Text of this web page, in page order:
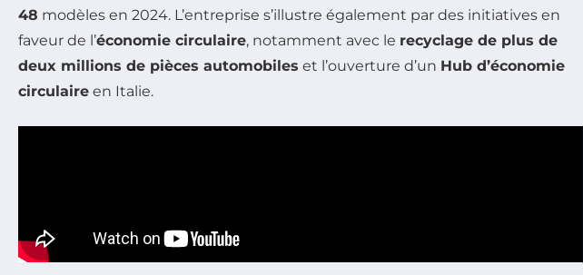
48 modèles en 2024. L’entreprise s’illustre également par des initiatives en
faveur de l’économie circulaire, notamment avec le recyclage de plus de
deux millions de pièces automobiles et l’ouverture d’un Hub d’économie
circulaire en Italie.